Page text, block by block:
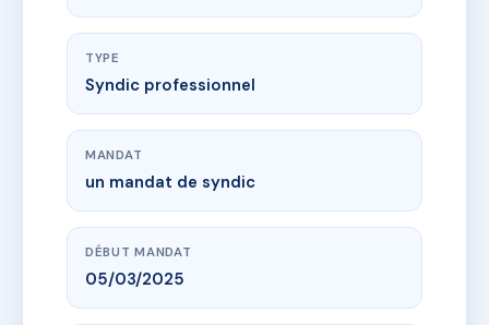
TYPE
Syndic professionnel
MANDAT
un mandat de syndic
DÉBUT MANDAT
05/03/2025